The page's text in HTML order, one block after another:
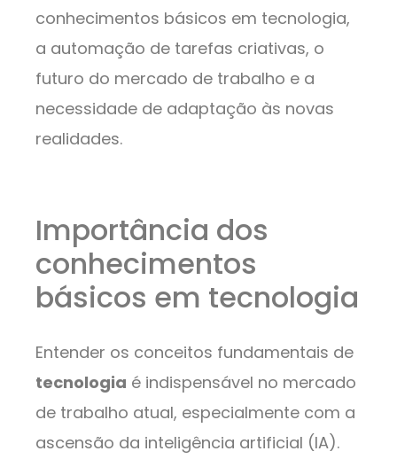
conhecimentos básicos em tecnologia,
a automação de tarefas criativas, o
futuro do mercado de trabalho e a
necessidade de adaptação às novas
realidades.
Importância dos
conhecimentos
básicos em tecnologia
Entender os conceitos fundamentais de
tecnologia é indispensável no mercado
de trabalho atual, especialmente com a
ascensão da inteligência artificial (IA).